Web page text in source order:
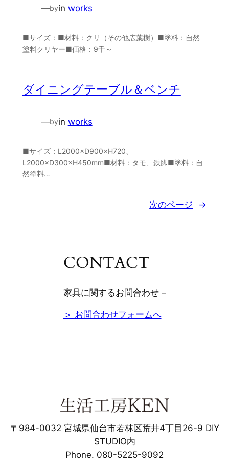
—byin works
■サイズ：■材料：クリ（その他広葉樹）■塗料：自然
塗料クリヤー■価格：9千～
ダイニングテーブル＆ベンチ
—byin works
■サイズ：L2000×D900×H720、
L2000×D300×H450mm■材料：タモ、鉄脚■塗料：自
然塗料…
次のページ →
CONTACT
家具に関するお問合わせ –
＞ お問合わせフォームへ
〒984-0032 宮城県仙台市若林区荒井4丁目26-9 DIY
STUDIO内
Phone. 080-5225-9092